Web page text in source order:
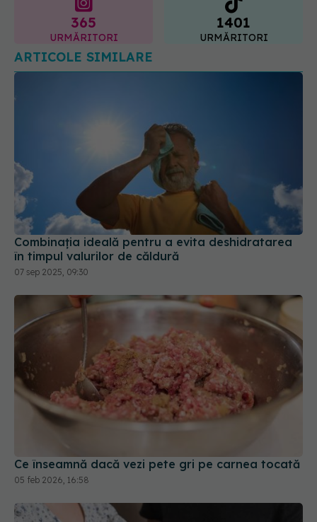
365
URMĂRITORI
1401
URMĂRITORI
ARTICOLE SIMILARE
Combinația ideală pentru a evita deshidratarea
în timpul valurilor de căldură
07 sep 2025, 09:30
Ce înseamnă dacă vezi pete gri pe carnea tocată
05 feb 2026, 16:58